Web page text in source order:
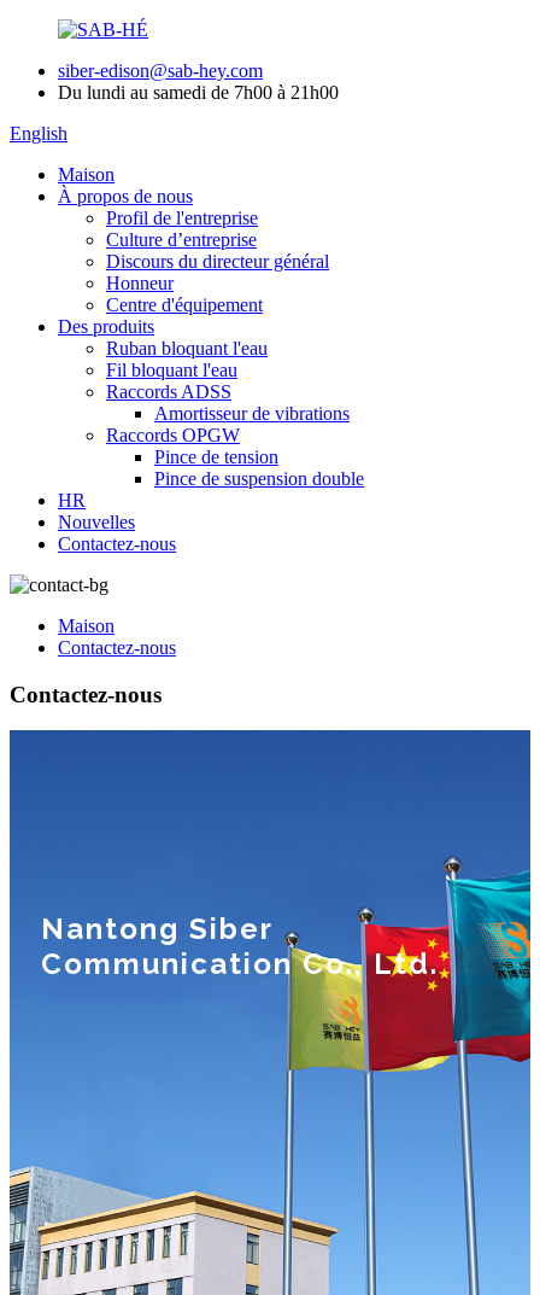
siber-edison@sab-hey.com
Du lundi au samedi de 7h00 à 21h00
English
Maison
À propos de nous
Profil de l'entreprise
Culture d’entreprise
Discours du directeur général
Honneur
Centre d'équipement
Des produits
Ruban bloquant l'eau
Fil bloquant l'eau
Raccords ADSS
Amortisseur de vibrations
Raccords OPGW
Pince de tension
Pince de suspension double
HR
Nouvelles
Contactez-nous
Maison
Contactez-nous
Contactez-nous
Nantong Siber
Communication Co., Ltd.